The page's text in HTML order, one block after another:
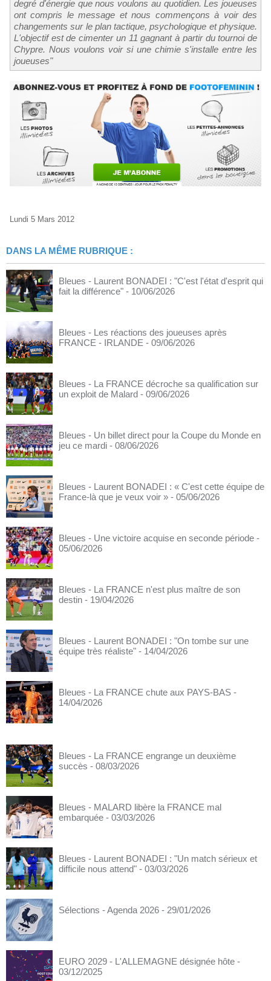
degré d'énergie que nous voulons au quotidien. Les joueuses
ont compris le message et nous commençons à voir des
changements sur le plan tactique, psychologique et physique.
L'objectif est de cimenter un 11 gagnant à partir du tournoi de
Chypre. Nous voulons voir si une chimie s'installe entre les
joueuses"
Lundi 5 Mars 2012
DANS LA MÊME RUBRIQUE :
Bleues - Laurent BONADEI : "C'est l'état d'esprit qui
fait la différence" - 10/06/2026
Bleues - Les réactions des joueuses après
FRANCE - IRLANDE - 09/06/2026
Bleues - La FRANCE décroche sa qualification sur
un exploit de Malard - 09/06/2026
Bleues - Un billet direct pour la Coupe du Monde en
jeu ce mardi - 08/06/2026
Bleues - Laurent BONADEI : « C'est cette équipe de
France-là que je veux voir » - 05/06/2026
Bleues - Une victoire acquise en seconde période -
05/06/2026
Bleues - La FRANCE n'est plus maître de son
destin - 19/04/2026
Bleues - Laurent BONADEI : "On tombe sur une
équipe très réaliste" - 14/04/2026
Bleues - La FRANCE chute aux PAYS-BAS -
14/04/2026
Bleues - La FRANCE engrange un deuxième
succès - 08/03/2026
Bleues - MALARD libère la FRANCE mal
embarquée - 03/03/2026
Bleues - Laurent BONADEI : "Un match sérieux et
difficile nous attend" - 03/03/2026
Sélections - Agenda 2026 - 29/01/2026
EURO 2029 - L'ALLEMAGNE désignée hôte -
03/12/2025